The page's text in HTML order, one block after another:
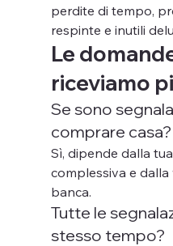
perdite di tempo,
respinte e inutili
Le
riceviamo
Se sono
comprare casa?
Sì, dipende dalla
complessiva e
banca.
Tutte le
stesso tempo?